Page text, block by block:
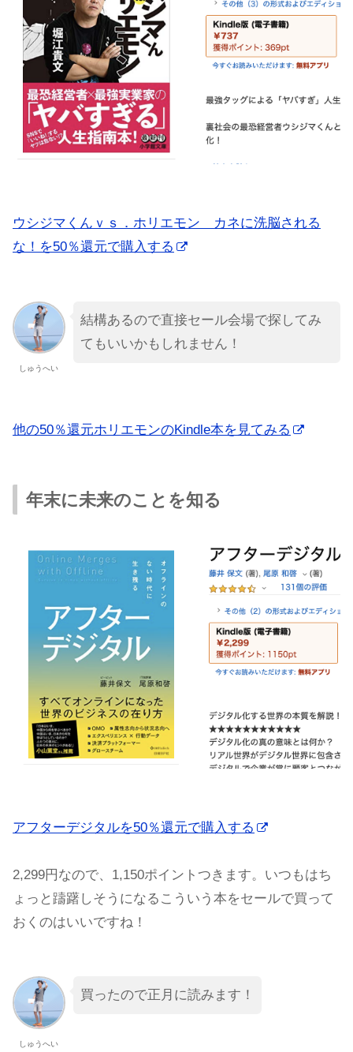
ウシジマくんｖｓ．ホリエモン カネに洗脳される
な！を50％還元で購入する
しゅうへい
結構あるので直接セール会場で探してみ
てもいいかもしれません！
他の50％還元ホリエモンのKindle本を見てみる
年末に未来のことを知る
アフターデジタルを50％還元で購入する
2,299円なので、1,150ポイントつきます。いつもはち
ょっと躊躇しそうになるこういう本をセールで買って
おくのはいいですね！
しゅうへい
買ったので正月に読みます！